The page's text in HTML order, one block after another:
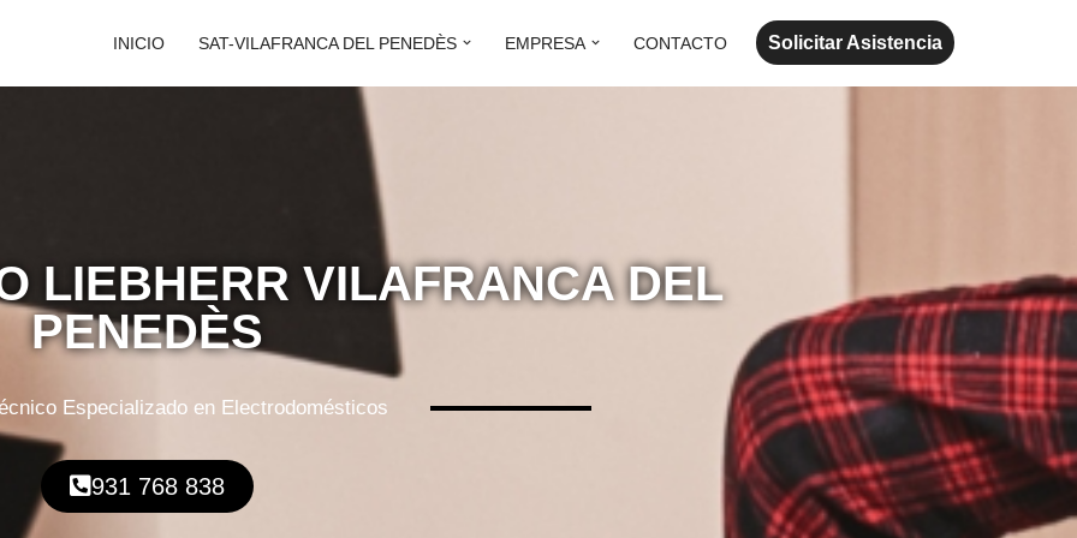
INICIO SAT-VILAFRANCA DEL PENEDÈS EMPRESA CONTACTO Solicitar Asistencia
LIEBHERR VILAFRANCA DEL
PENEDÈS
Especializado en Electrodomésticos
931 768 838